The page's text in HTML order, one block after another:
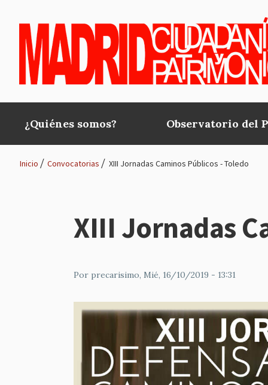
Main
navigation
¿Quiénes somos? Observatorio del
Inicio Convocatorias XIII Jornadas Caminos Públicos - Toledo
XIII Jornadas
Por precarisimo, Mié, 16/10/2019 - 13:31